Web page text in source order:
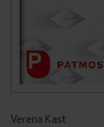
Verena Kast